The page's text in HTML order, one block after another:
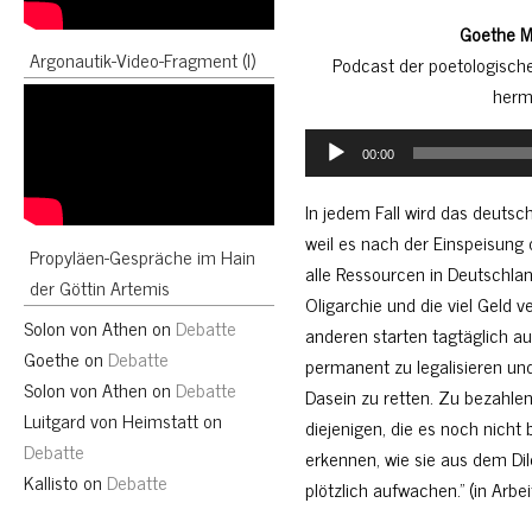
Argonautik-Video-Fragment (I)
Propyläen-Gespräche im Hain
der Göttin Artemis
Solon von Athen on Debatte
Goethe on Debatte
Solon von Athen on Debatte
Luitgard von Heimstatton
Debatte
Kallisto on Debatte
Goethe
Podcast der
Audio
Player
00:00
In jedem Fall wird das
weil es nach der
alle Ressourcen in
Oligarchie und die viel Geld
anderen starten tagtäglich
permanent zu legalisieren
Dasein zu retten. Zu
diejenigen, die es noch
erkennen, wie sie aus dem
plötzlich aufwachen.” (in